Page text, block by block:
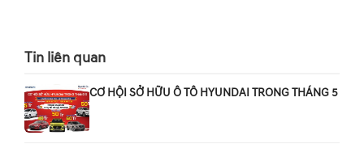
Tin liên quan
CƠ HỘI SỞ HỮU Ô TÔ HYUNDAI TRONG THÁNG 5